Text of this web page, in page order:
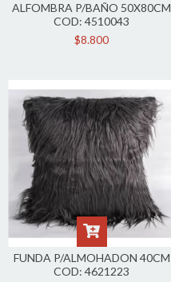
ALFOMBRA P/BAÑO 50X80CM
COD: 4510043
$8.800
FUNDA P/ALMOHADON 40CM
COD: 4621223